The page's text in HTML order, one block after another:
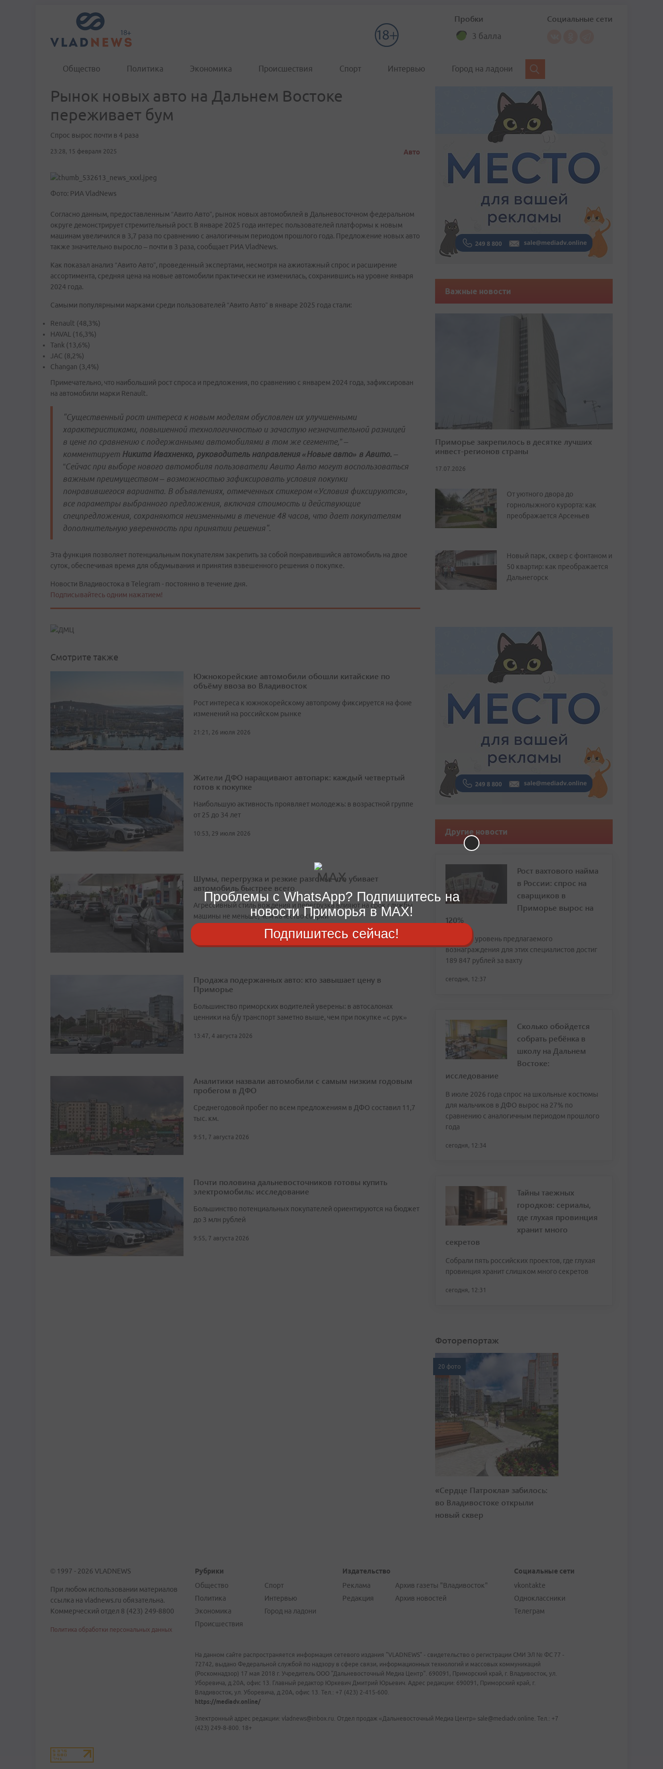
Пробки
3 балла
Социальные сети
Общество Политика Экономика Происшествия Спорт Интервью Город на ладони
Рынок новых авто на Дальнем Востоке
переживает бум
Спрос вырос почти в 4 раза
23:28, 15 февраля 2025 Авто
Фото: РИА VladNews
Согласно данным, предоставленным “Авито Авто”, рынок новых автомобилей в Дальневосточном федеральном
округе демонстрирует стремительный рост. В январе 2025 года интерес пользователей платформы к новым
машинам увеличился в 3,7 раза по сравнению с аналогичным периодом прошлого года. Предложение новых авто
также значительно выросло – почти в 3 раза, сообщает РИА VladNews.
Как показал анализ “Авито Авто”, проведенный экспертами, несмотря на ажиотажный спрос и расширение
ассортимента, средняя цена на новые автомобили практически не изменилась, сохранившись на уровне января
2024 года.
Самыми популярными марками среди пользователей “Авито Авто” в январе 2025 года стали:
Renault (48,3%)
HAVAL (16,3%)
Tank (13,6%)
JAC (8,2%)
Changan (3,4%)
Примечательно, что наибольший рост спроса и предложения, по сравнению с январем 2024 года, зафиксирован
на автомобили марки Renault.
"Существенный рост интереса к новым моделям обусловлен их улучшенными
характеристиками, повышенной технологичностью и зачастую незначительной разницей
в цене по сравнению с подержанными автомобилями в том же сегменте,” –
комментирует Никита Ивахненко, руководитель направления «Новые авто» в Авито. –
“Сейчас при выборе нового автомобиля пользователи Авито Авто могут воспользоваться
важным преимуществом – возможностью зафиксировать условия покупки
понравившегося варианта. В объявлениях, отмеченных стикером «Условия фиксируются»,
все параметры выбранного предложения, включая стоимость и действующие
спецпредложения, сохраняются неизменными в течение 48 часов, что дает покупателям
дополнительную уверенность при принятии решения".
Эта функция позволяет потенциальным покупателям закрепить за собой понравившийся автомобиль на двое
суток, обеспечивая время для обдумывания и принятия взвешенного решения о покупке.
Новости Владивостока в Telegram - постоянно в течение дня.
Подписывайтесь одним нажатием!
Смотрите также
Южнокорейские автомобили обошли китайские по
объёму ввоза во Владивосток
Рост интереса к южнокорейскому автопрому фиксируется на фоне
изменений на российском рынке
21:21, 26 июля 2026
Жители ДФО наращивают автопарк: каждый четвертый
готов к покупке
Наибольшую активность проявляет молодежь: в возрастной группе
от 25 до 34 лет
10:53, 29 июля 2026
Шумы, перегрузка и резкие разгоны: что убивает
автомобиль быстрее всего
Агрессивный стиль вождения и перегрузка влияют на срок службы
машины не меньше, чем качество сборки
Продажа подержанных авто: кто завышает цену в
Приморье
Большинство приморских водителей уверены: в автосалонах
ценники на б/у транспорт заметно выше, чем при покупке «с рук»
13:47, 4 августа 2026
Аналитики назвали автомобили с самым низким годовым
пробегом в ДФО
Среднегодовой пробег по всем предложениям в ДФО составил 11,7
тыс. км.
9:51, 7 августа 2026
Почти половина дальневосточников готовы купить
электромобиль: исследование
Большинство потенциальных покупателей ориентируются на бюджет
до 3 млн рублей
9:55, 7 августа 2026
Важные новости
Приморье закрепилось в десятке лучших
инвест-регионов страны
17.07.2026
От уютного двора до
горнолыжного курорта: как
преображается Арсеньев
Новый парк, сквер с фонтаном и
50 квартир: как преображается
Дальнегорск
Другие новости
Рост вахтового найма
в России: спрос на
сварщиков в
Приморье вырос на
120%
Средний уровень предлагаемого
вознаграждения для этих специалистов достиг
189 847 рублей за вахту
сегодня, 12:37
Сколько обойдется
собрать ребёнка в
школу на Дальнем
Востоке:
исследование
В июле 2026 года спрос на школьные костюмы
для мальчиков в ДФО вырос на 27% по
сравнению с аналогичным периодом прошлого
года
сегодня, 12:34
Тайны таежных
городков: сериалы,
где глухая провинция
хранит много
секретов
Собрали пять российских проектов, где глухая
провинция хранит слишком много секретов
сегодня, 12:31
Фоторепортаж
20 фото
«Сердце Патрокла» забилось:
во Владивостоке открыли
новый сквер
© 1997 - 2026 VLADNEWS
При любом использовании материалов
ссылка на vladnews.ru обязательна.
Коммерческий отдел 8 (423) 249-8800
Политика обработки персональных данных
Рубрики
Общество
Политика
Экономика
Происшествия
Спорт
Интервью
Город на ладони
Издательство
Реклама
Редакция
Архив газеты "Владивосток"
Архив новостей
Социальные сети
vkontakte
Одноклассники
Телеграм
На данном сайте распространяется информация сетевого издания "VLADNEWS" - свидетельство о регистрации СМИ ЭЛ № ФС 77 -
72742, выдано Федеральной службой по надзору в сфере связи, информационных технологий и массовых коммуникаций
(Роскомнадзор) 17 мая 2018 г. Учредитель ООО "Дальневосточный Медиа Центр". 690091, Приморский край, г. Владивосток, ул.
Уборевича, д.20А, офис 13. Главный редактор Юркевич Дмитрий Юрьевич. Адрес редакции: 690091, Приморский край, г.
Владивосток, ул. Уборевича, д.20А, офис 13. Тел.: +7 (423) 2-415-600.
https://mediadv.online/
Электронный адрес редакции: vladnews@inbox.ru. Отдел продаж «Дальневосточный Медиа Центр» sale@mediadv.online. Тел.: +7
(423) 249-8-800. 18+
Проблемы с WhatsApp? Подпишитесь на
новости Приморья в MAX!
Подпишитесь сейчас!